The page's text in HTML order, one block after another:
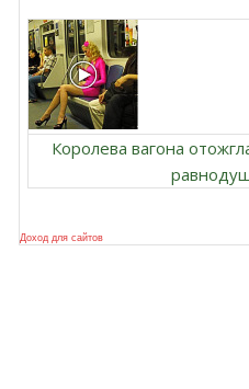
Королева вагона
Доход для сайтов